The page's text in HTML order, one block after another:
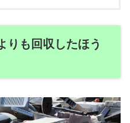
りも回収したほう